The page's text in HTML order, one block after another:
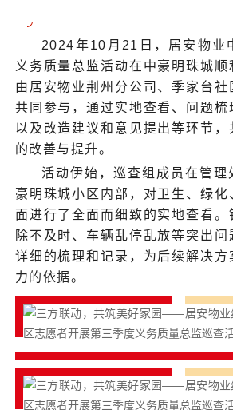
2024年10月21日，居安物业
义务质量总监活动在中豪明珠城
由居安物业荆州分公司、季家台
共同参与，通过实地查看、问题梳
以及改造建议和意见提出等环节，
的改善与提升。
活动伊始，巡查组成员在管理
豪明珠城小区内部，对卫生、绿化
面进行了全面而细致的实地查看
除不及时、车辆乱停乱放等突出问
详细的梳理和记录，为后续解决方
力的依据。